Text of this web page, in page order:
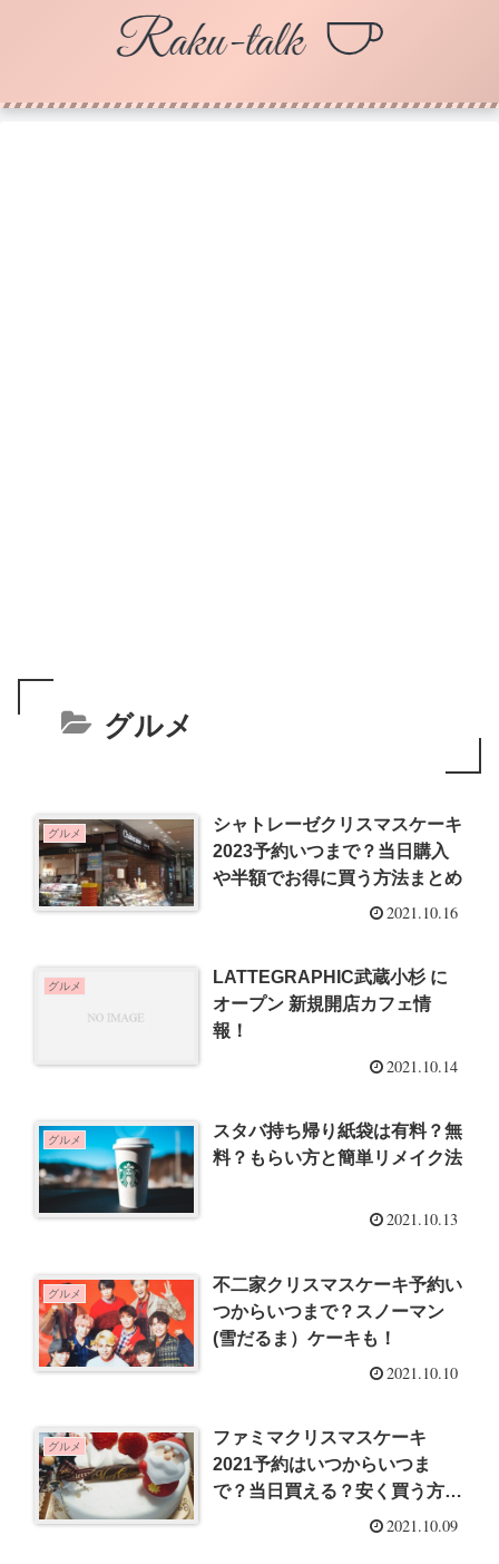
グルメ
グルメ
シャトレーゼクリスマスケーキ
2023予約いつまで？当日購入
や半額でお得に買う方法まとめ
2021.10.16
グルメ
LATTEGRAPHIC武蔵小杉 に
オープン 新規開店カフェ情
報！
2021.10.14
グルメ
スタバ持ち帰り紙袋は有料？無
料？もらい方と簡単リメイク法
2021.10.13
グルメ
不二家クリスマスケーキ予約い
つからいつまで？スノーマン
(雪だるま）ケーキも！
2021.10.10
グルメ
ファミマクリスマスケーキ
2021予約はいつからいつま
で？当日買える？安く買う方法
2021.10.09